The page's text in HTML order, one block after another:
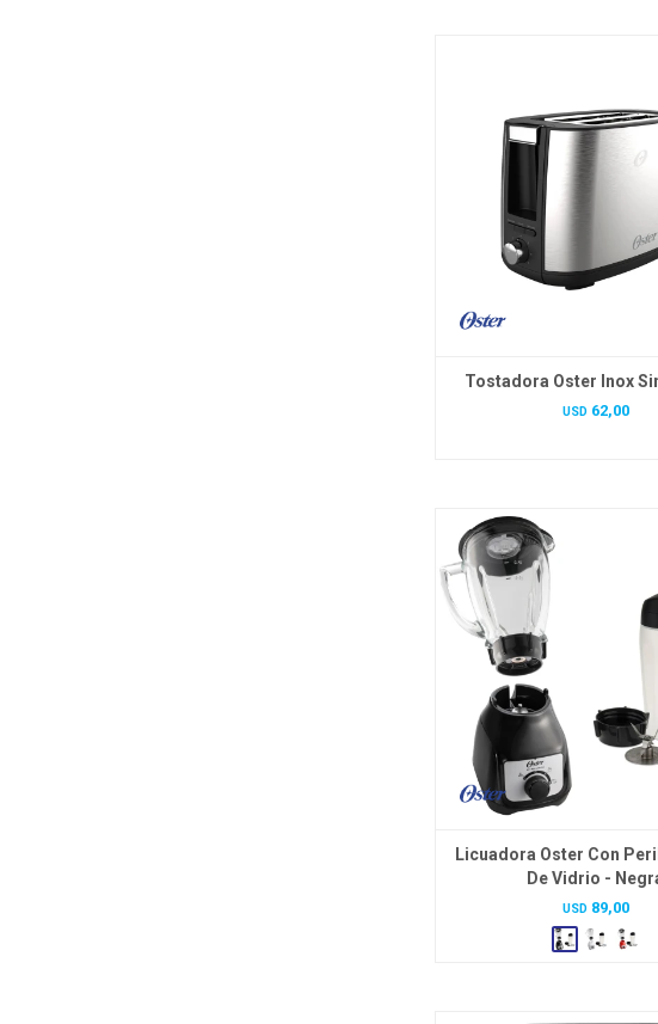
Tostadora Oster Inox
USD 62,00
Licuadora Oster Con
De Vidrio -
USD 89,00